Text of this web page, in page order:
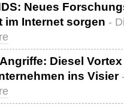
Neues
im Internet sorgen -
Diesel
ins Visier